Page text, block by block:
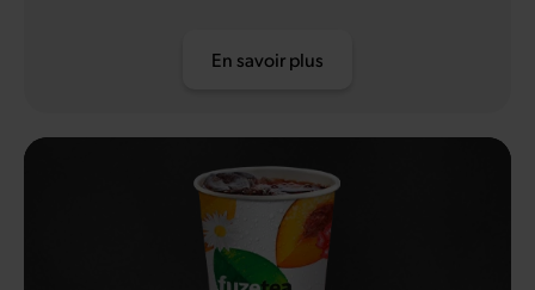
En savoir plus